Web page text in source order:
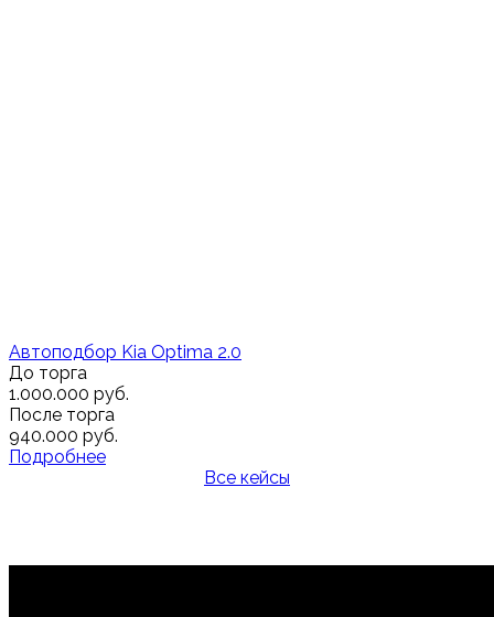
Автоподбор Kia Optima 2.0
До торга
1.000.000 руб.
После торга
940.000 руб.
Подробнее
Все кейсы